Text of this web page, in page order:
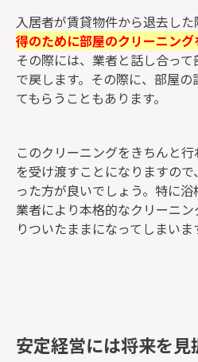
入居者が賃貸物件から退去した
得のために部屋のクリーニング
その際には、業者と話し合っ
で戻します。その際に、部屋
てもらうこともあります。
このクリーニングをきちんと
を受け渡すことになりますの
った方が良いでしょう。特に
業者により本格的なクリーニ
りついたままになってしまいま
安定経営には将来を